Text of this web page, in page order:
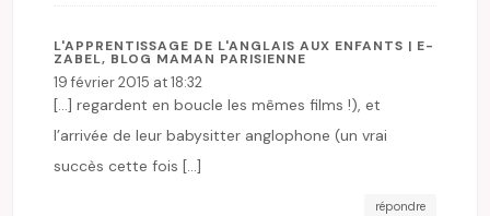
L'APPRENTISSAGE DE L'ANGLAIS AUX ENFANTS | E-
ZABEL, BLOG MAMAN PARISIENNE
19 février 2015 at 18:32
[…] regardent en boucle les mêmes films !), et
l’arrivée de leur babysitter anglophone (un vrai
succès cette fois […]
répondre